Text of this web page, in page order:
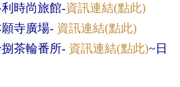
時尚旅館-資訊連結(點此)
寺廣場- 資訊連結(點此)
茶輪番所- 資訊連結(點此)~日